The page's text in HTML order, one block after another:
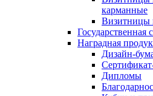
карманные
Визитницы
Государственная
Наградная
Дизайн-
Дипломы